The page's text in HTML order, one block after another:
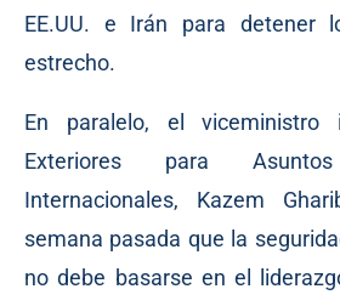
EE.UU. e Irán para detener
estrecho.
En paralelo, el viceministro
Exteriores para
Internacionales, Kazem
semana pasada que la
no debe basarse en el